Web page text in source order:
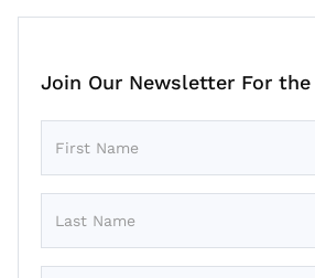
Join Our Newsletter For